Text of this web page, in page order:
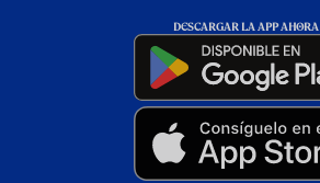
DESCARGAR LA APP AHORA